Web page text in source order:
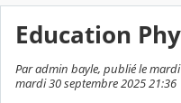
Education
Par admin bayle, publié le
mardi 30 septembre 2025 21:36